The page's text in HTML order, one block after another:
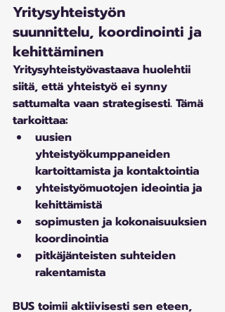
Yritysyhteistyön
suunnittelu, koordinointi ja
kehittäminen
Yritysyhteistyövastaava huolehtii
siitä, että yhteistyö ei synny
sattumalta vaan strategisesti. Tämä
tarkoittaa:
uusien
yhteistyökumppaneiden
kartoittamista ja kontaktointia
yhteistyömuotojen ideointia ja
kehittämistä
sopimusten ja kokonaisuuksien
koordinointia
pitkäjänteisten suhteiden
rakentamista
BUS toimii aktiivisesti sen eteen,